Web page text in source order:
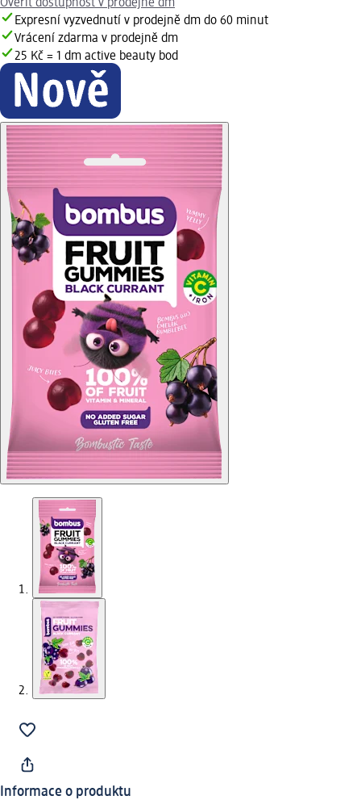
Ověřit dostupnost v prodejně dm
Expresní vyzvednutí v prodejně dm do 60 minut
Vrácení zdarma v prodejně dm
25 Kč = 1 dm active beauty bod
Informace o produktu